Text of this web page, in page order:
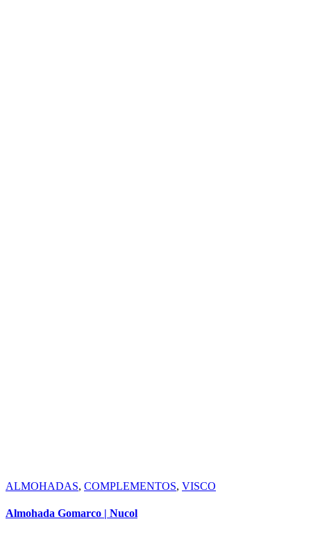
ALMOHADAS, COMPLEMENTOS, VISCO
Almohada Gomarco | Nucol